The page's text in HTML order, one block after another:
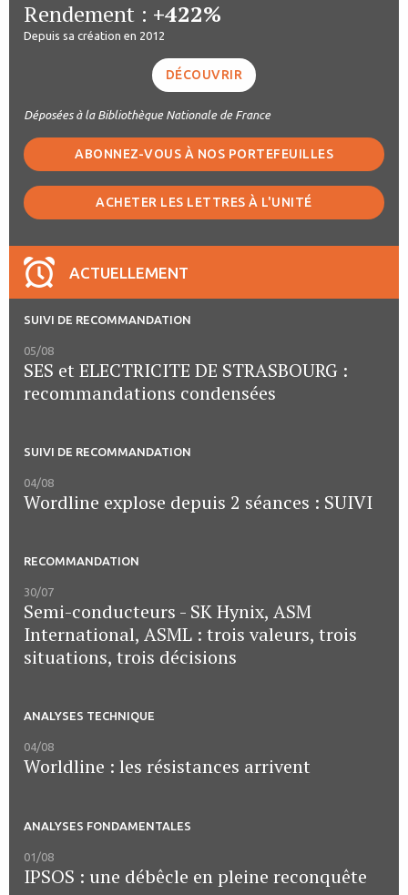
Rendement : +422%
Depuis sa création en 2012
DÉCOUVRIR
Déposées à la Bibliothèque Nationale de France
ABONNEZ-VOUS À NOS PORTEFEUILLES
ACHETER LES LETTRES À L'UNITÉ
ACTUELLEMENT
SUIVI DE RECOMMANDATION
05/08
SES et ELECTRICITE DE STRASBOURG :
recommandations condensées
SUIVI DE RECOMMANDATION
04/08
Wordline explose depuis 2 séances : SUIVI
RECOMMANDATION
30/07
Semi-conducteurs - SK Hynix, ASM
International, ASML : trois valeurs, trois
situations, trois décisions
ANALYSES TECHNIQUE
04/08
Worldline : les résistances arrivent
ANALYSES FONDAMENTALES
01/08
IPSOS : une débêcle en pleine reconquête